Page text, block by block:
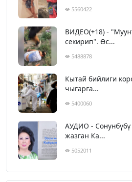
5560422
ВИДЕО(+18) -
секирип". Өс...
5488878
Кытай бийлиги
чыгарга...
5400060
АУДИО -
жазган Ка...
5052011